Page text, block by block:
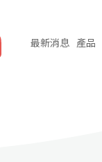
最新消息 產品